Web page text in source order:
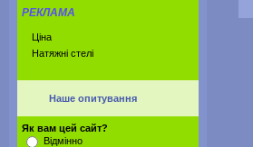
РЕКЛАМА
Ціна
Натяжні стелі
Наше опитування
Як вам цей сайт?
Відмінно